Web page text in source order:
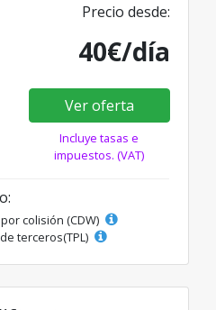
Precio desde:
40€/día
Ver oferta
Incluye tasas e
impuestos. (VAT)
colisión (CDW)
terceros(TPL)